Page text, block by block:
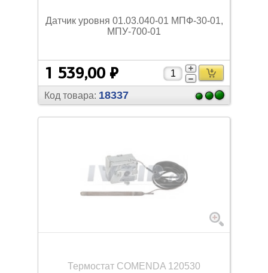
Датчик уровня 01.03.040-01 МПФ-30-01,
МПУ-700-01
1 539,00 ₽
Код товара: 18337
Термостат COMENDA 120530